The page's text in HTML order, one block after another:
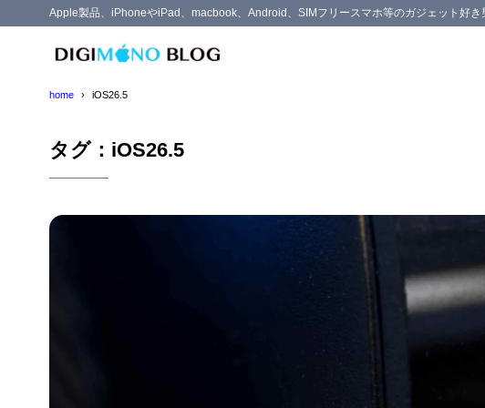
Apple製品、iPhoneやiPad、macbook、Android、SIMフリースマホ等のガジェット好き
home iOS26.5
タグ：iOS26.5